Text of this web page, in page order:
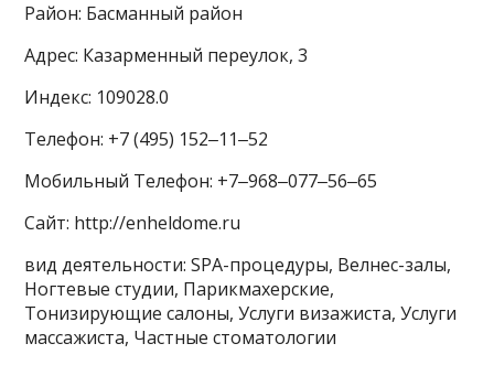
Район: Басманный район
Адрес: Казарменный переулок, 3
Индекс: 109028.0
Телефон: +7 (495) 152‒11‒52
Мобильный Телефон: +7‒968‒077‒56‒65
Сайт: http://enheldome.ru
вид деятельности: SPA-процедуры, Велнес-залы,
Ногтевые студии, Парикмахерские,
Тонизирующие салоны, Услуги визажиста, Услуги
массажиста, Частные стоматологии